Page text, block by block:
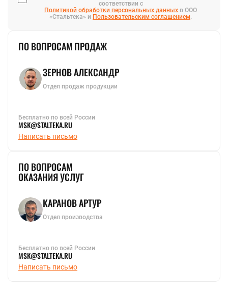
соответствии с
Политикой обработки персональных данных в ООО
«Стальтека» и Пользовательским соглашением.
ПО ВОПРОСАМ ПРОДАЖ
ЗЕРНОВ АЛЕКСАНДР
Отдел продаж продукции
Бесплатно по всей России
MSK@STALTEKA.RU
Написать письмо
ПО ВОПРОСАМ
ОКАЗАНИЯ УСЛУГ
КАРАНОВ АРТУР
Отдел производства
Бесплатно по всей России
MSK@STALTEKA.RU
Написать письмо